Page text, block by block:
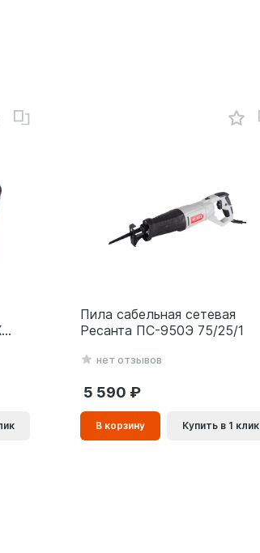
Пила сабельная сетевая
Ресанта ПС-950Э 75/25/1
нет отзывов
5 590
В корзину
корзинe
Купить в 1 клик